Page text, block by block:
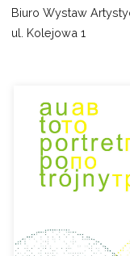
Biuro Wystaw
ul. Kolejowa 1